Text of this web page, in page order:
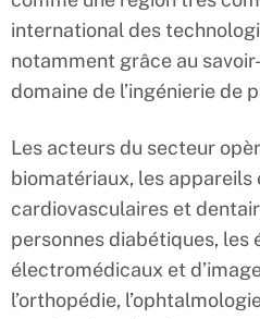
international des
notamment grâce au
domaine de l’ingénierie de
Les acteurs du secteur
biomatériaux, les appareils
cardiovasculaires et
personnes diabétiques, les
électromédicaux et
l’orthopédie,